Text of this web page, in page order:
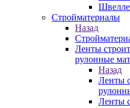
Стройматериалы
Назад
Ленты
рулонные
Назад
Ленты
Ленты